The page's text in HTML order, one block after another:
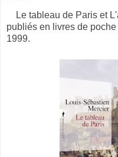
Le tableau de Paris et
publiés en livres de
1999.